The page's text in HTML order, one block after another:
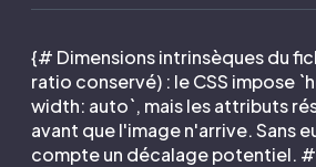
{# Dimensions intrinsèques du
ratio conservé) : le CSS impose
width: auto`, mais les attributs
avant que l'image n'arrive. Sans
compte un décalage potentiel.